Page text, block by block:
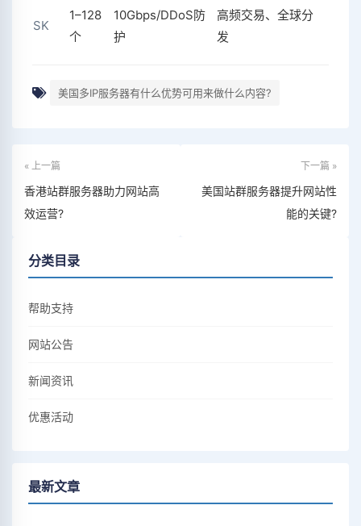
SK
1–128
个
10Gbps/DDoS防
护
高频交易、全球分
发
美国多IP服务器有什么优势可用来做什么内容?
« 上一篇
香港站群服务器助力网站高
效运营?
下一篇 »
美国站群服务器提升网站性
能的关键?
分类目录
帮助支持
网站公告
新闻资讯
优惠活动
最新文章